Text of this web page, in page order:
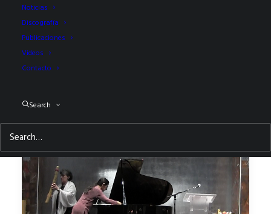
Noticias
Discografía
Publicaciones
Videos
Contacto
Search